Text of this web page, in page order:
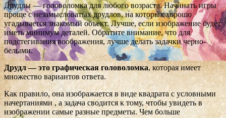
Друдлы — головоломка для любого возраста. Начинать игры
проще с незамысловатых друдлов, на которых хорошо
угадывается знакомый объект. Лучше, если изображение будет
иметь минимум деталей. Обратите внимание, что для
подстегивания воображения, лучше делать задачки черно-
белыми.
Друдл — это графическая головоломка, которая имеет
множество вариантов ответа.
Как правило, она изображается в виде квадрата с условными
начертаниями , а задача сводится к тому, чтобы увидеть в
изображении самые разные предметы. Чем больше